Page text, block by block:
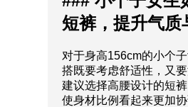
短裤，提升气质
对于身高156cm的小个
搭既要考虑舒适性，又
建议选择高腰设计的短
使身材比例看起来更加